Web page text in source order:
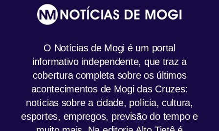
O Notícias de Mogi é um portal
informativo independente, que traz a
cobertura completa sobre os últimos
acontecimentos de Mogi das Cruzes:
notícias sobre a cidade, polícia, cultura,
esportes, empregos, previsão do tempo e